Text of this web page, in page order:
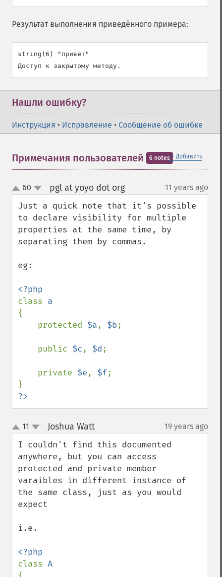
Результат выполнения приведённого примера:
string(6) "привет"
Нашли ошибку?
Инструкция • Исправление • Сообщение об ошибке
＋ Добавить
Примечания пользователей 6 notes
up
down
60 pgl at yoyo dot org¶ 11 years ago
Just a quick note that it's possible
to declare visibility for multiple
properties at the same time, by
separating them by commas.
eg:
class
{
    protected
$a, $b;
    public
$c, $d;
    private
$e, $f;
?>
up
down
11 Joshua Watt¶ 19 years ago
I couldn't find this documented
anywhere, but you can access
protected and private member
varaibles in different instance of
the same class, just as you would
expect
i.e.
class